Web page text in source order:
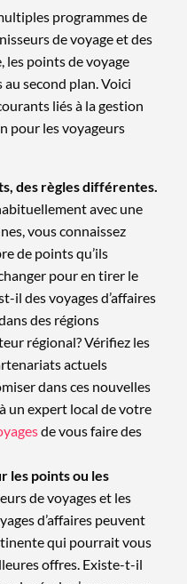
programmes de
de voyage et des
les points de voyage
second plan. Voici
liés à la gestion
pour les voyageurs
des règles différentes.
avec une
vous connaissez
de points qu’ils
pour en tirer le
il des voyages d’affaires
des régions
régional? Vérifiez les
actuels
dans ces nouvelles
un expert local de votre
de vous faire des
les points ou les
de voyages et les
d’affaires peuvent
qui pourrait vous
offres. Existe-t-il